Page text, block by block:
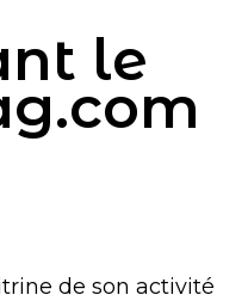
le
de son activité